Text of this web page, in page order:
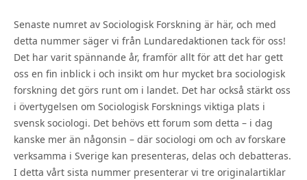
Senaste numret av Sociologisk Forskning är här, och med
detta nummer säger vi från Lundaredaktionen tack för oss!
Det har varit spännande år, framför allt för att det har gett
oss en fin inblick i och insikt om hur mycket bra sociologisk
forskning det görs runt om i landet. Det har också stärkt oss
i övertygelsen om Sociologisk Forsknings viktiga plats i
svensk sociologi. Det behövs ett forum som detta – i dag
kanske mer än någonsin – där sociologi om och av forskare
verksamma i Sverige kan presenteras, delas och debatteras.
I detta vårt sista nummer presenterar vi tre originalartiklar